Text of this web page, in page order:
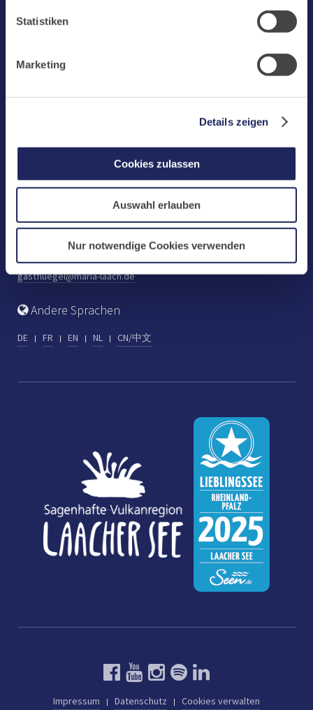
Buchungen von Bibliotheks- und Klosterführungen. Um
Buchungen durchführen zu können akzeptieren Sie bitte
Statistiken
Marketing
Details zeigen
Cookies zulassen
Auswahl erlauben
Nur notwendige Cookies verwenden
Jobs
Fax: +49 (0) 2652 59-359
www.maria-laach.de
Tel: +49 (0) 2652 59-313
Fax: +49 (0) 2652 59-282
gastfluegel@maria-laach.de
Andere Sprachen
DE FR EN NL CN/中文
Impressum Datenschutz Cookies verwalten